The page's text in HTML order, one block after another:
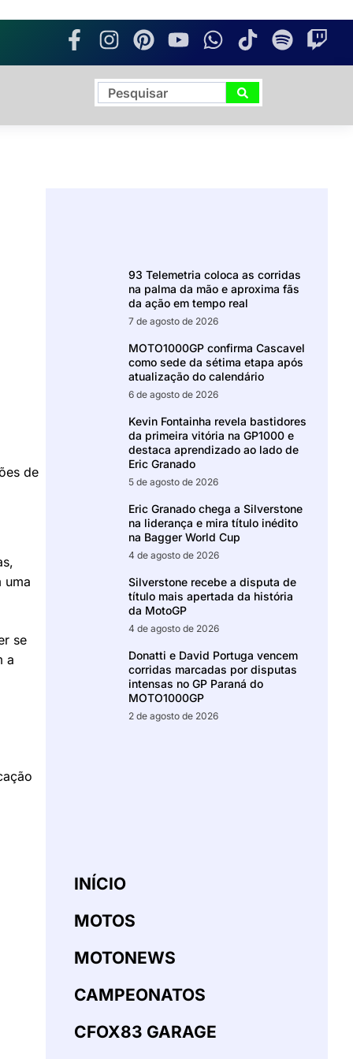
de
uma
se
a
93 Telemetria coloca as corridas
na palma da mão e aproxima fãs
da ação em tempo real
7 de agosto de 2026
MOTO1000GP confirma Cascavel
como sede da sétima etapa após
atualização do calendário
6 de agosto de 2026
Kevin Fontainha revela bastidores
da primeira vitória na GP1000 e
destaca aprendizado ao lado de
Eric Granado
5 de agosto de 2026
Eric Granado chega a Silverstone
na liderança e mira título inédito
na Bagger World Cup
4 de agosto de 2026
Silverstone recebe a disputa de
título mais apertada da história
da MotoGP
4 de agosto de 2026
Donatti e David Portuga vencem
corridas marcadas por disputas
intensas no GP Paraná do
MOTO1000GP
2 de agosto de 2026
INÍCIO
MOTOS
MOTONEWS
CAMPEONATOS
CFOX83 GARAGE